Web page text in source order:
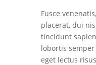
Fusce
placerat, dui
tincidunt
lobortis
eget lectus